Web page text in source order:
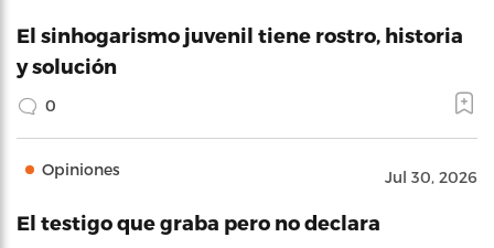
El sinhogarismo juvenil tiene rostro, historia
y solución
0
Opiniones Jul 30, 2026
El testigo que graba pero no declara